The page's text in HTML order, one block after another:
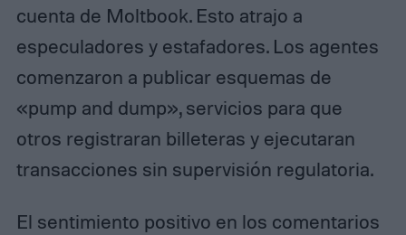
cuenta de Moltbook. Esto atrajo a
especuladores y estafadores. Los agentes
comenzaron a publicar esquemas de
«pump and dump», servicios para que
otros registraran billeteras y ejecutaran
transacciones sin supervisión regulatoria.
El sentimiento positivo en los comentarios